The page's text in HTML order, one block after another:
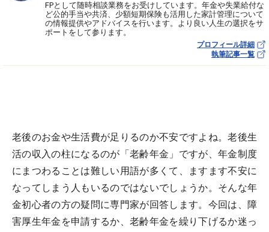
FPとして随時相談業務をお受けしています。年金や失業給付な
ど公的手当や共済、少額短期保険も活用した家計管理について
の情報提供やアドバイスを行います。より良い人生の選択をサ
ポートをして参ります。
プロフィール詳細
執筆記事一覧
老後のお金や生活費が足りるのか不安ですよね。老後生
活の収入の柱になるのが「老齢年金」ですが、年金制度
にまつわることは難しい用語が多くて、ますます不安に
なってしまう人もいるのではないでしょうか。そんな年
金初心者の方の疑問に専門家が回答します。今回は、障
害厚生年金を申請するか、老齢年金を繰り下げるか迷っ